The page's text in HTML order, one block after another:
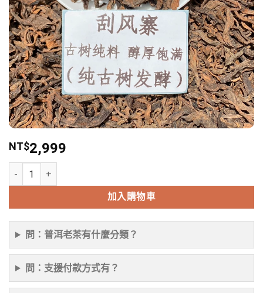
NT$2,999
2009年刮風寨古樹純料普洱熟普老茶散茶500克 數量
加入購物車
問：普洱老茶有什麼分類？
問：支援付款方式有？